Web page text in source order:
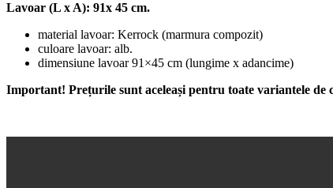
Lavoar (L x A): 91x 45 cm.
material lavoar: Kerrock (marmura compozit)
culoare lavoar: alb.
dimensiune lavoar 91×45 cm (lungime x adancime)
Important! Prețurile sunt aceleași pentru toate variantele de